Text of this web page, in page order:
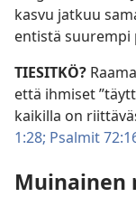
kasvu jatkuu
entistä suurempi
TIESITKÖ?
että ihmiset
kaikilla on
1:28; Psalmit
Muinainen